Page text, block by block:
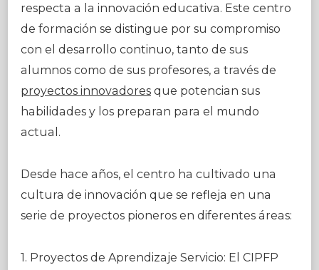
respecta a la innovación educativa. Este centro
de formación se distingue por su compromiso
con el desarrollo continuo, tanto de sus
alumnos como de sus profesores, a través de
proyectos innovadores que potencian sus
habilidades y los preparan para el mundo
actual.
Desde hace años, el centro ha cultivado una
cultura de innovación que se refleja en una
serie de proyectos pioneros en diferentes áreas:
1. Proyectos de Aprendizaje Servicio: El CIPFP